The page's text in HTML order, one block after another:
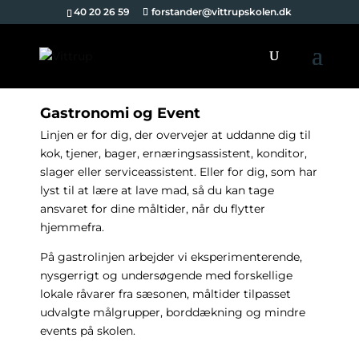
40 20 26 59 forstander@vittrupskolen.dk
Gastronomi og Event
Linjen er for dig, der overvejer at uddanne dig til
kok, tjener, bager, ernæringsassistent, konditor,
slager eller serviceassistent. Eller for dig, som har
lyst til at lære at lave mad, så du kan tage
ansvaret for dine måltider, når du flytter
hjemmefra.
På gastrolinjen arbejder vi eksperimenterende,
nysgerrigt og undersøgende med forskellige
lokale råvarer fra sæsonen, måltider tilpasset
udvalgte målgrupper, borddækning og mindre
events på skolen.